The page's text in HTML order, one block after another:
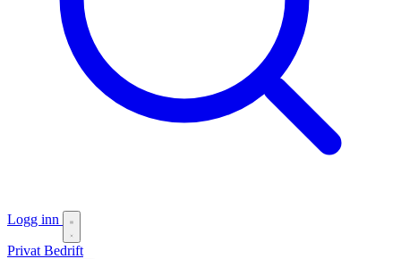
Logg inn
Privat Bedrift